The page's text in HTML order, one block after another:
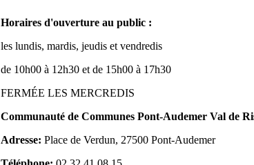
Horaires d'ouverture au public :
les lundis, mardis, jeudis et vendredis
de 10h00 à 12h30 et de 15h00 à 17h30
FERMÉE LES MERCREDIS
Communauté de Communes Pont-Audemer Val de
Adresse: Place de Verdun, 27500 Pont-Audemer